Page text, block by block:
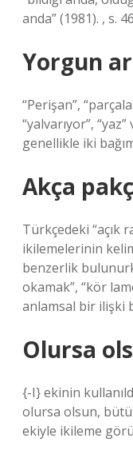
anda” (1981). , s.
Yorgun
“Perişan”,
“yalvarıyor”,
genellikle iki
Akça
Türkçedeki “açık
ikilemelerinin
benzerlik
okamak”, “kör
anlamsal bir ilişki
Olursa
{-I} ekinin
olursa olsun,
ekiyle ikileme